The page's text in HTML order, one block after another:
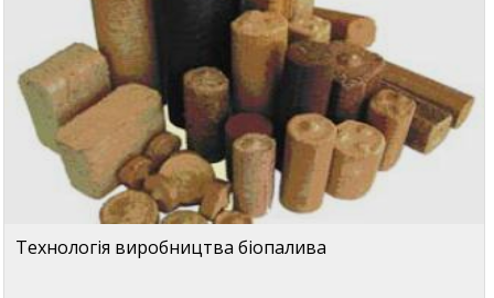
Технологія виробництва біопалива